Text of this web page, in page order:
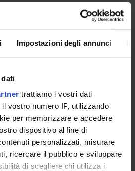
Impostazioni degli annunci
dati
trattiamo i vostri dati
vostro numero IP, utilizzando
per memorizzare e accedere
dispositivo al fine di
personalizzati, misurare
ricercare il pubblico e sviluppare
di scegliere chi utilizza i